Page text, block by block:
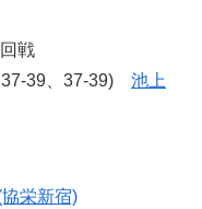
戦
39、37-39) 池上
栄新宿)